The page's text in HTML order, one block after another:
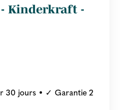
- Kinderkraft -
30 jours • ✓ Garantie 2